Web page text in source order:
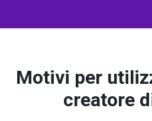
Motivi per
creatore